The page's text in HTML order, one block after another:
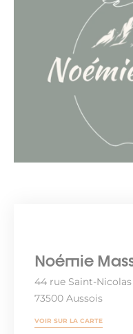
Noémie
44 rue Saint-Nicolas
73500 Aussois
VOIR SUR LA CARTE